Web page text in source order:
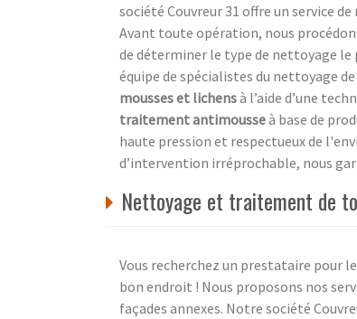
société Couvreur 31 offre un service
Avant toute opération, nous
de déterminer le type de nettoyage
équipe de spécialistes du nettoyage
mousses et lichensà l’aide d’une
traitement antimousseà base de
haute pression et respectueux de
d’intervention irréprochable, nous
Nettoyage et traitement de
Vous recherchez un prestataire pour
bon endroit ! Nous proposons nos
façades annexes. Notre société